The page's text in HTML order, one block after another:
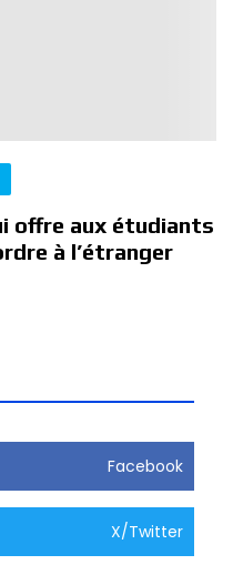
offre aux étudiants
à l’étranger
Facebook
X/Twitter